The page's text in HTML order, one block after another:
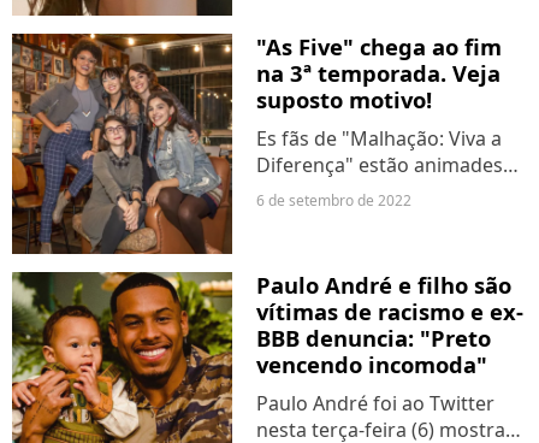
repostou metáfora com
caminho de arco-íris e
"buraco negro", chegando...
"As Five" chega ao fim
na 3ª temporada. Veja
suposto motivo!
Es fãs de "Malhação: Viva a
Diferença" estão animades
com a 2ª temporada de "As
Globoplay. O título, que
acompanha as cinco
protagonistas...
6 de setembro de 2022
Paulo André e filho são
vítimas de racismo e ex-
BBB denuncia: "Preto
vencendo incomoda"
Paulo André foi ao Twitter
nesta terça-feira (6) mostrar